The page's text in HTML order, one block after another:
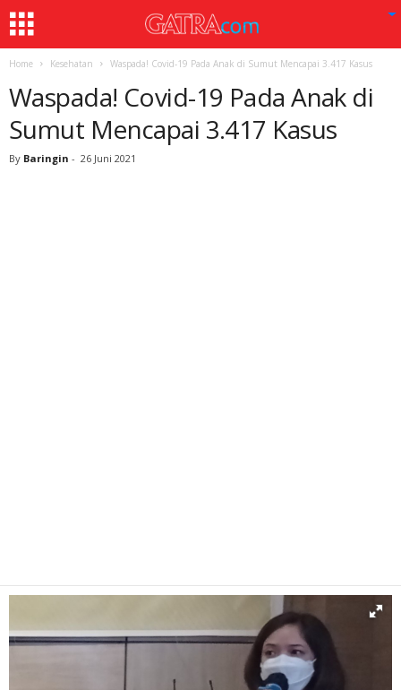
Home Kesehatan Waspada! Covid-19 Pada Anak di Sumut Mencapai 3.417 Kasus
Waspada! Covid-19 Pada Anak di
Sumut Mencapai 3.417 Kasus
By Baringin - 26 Juni 2021